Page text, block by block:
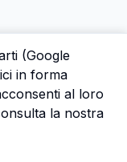
(Google
in forma
al loro
la nostra